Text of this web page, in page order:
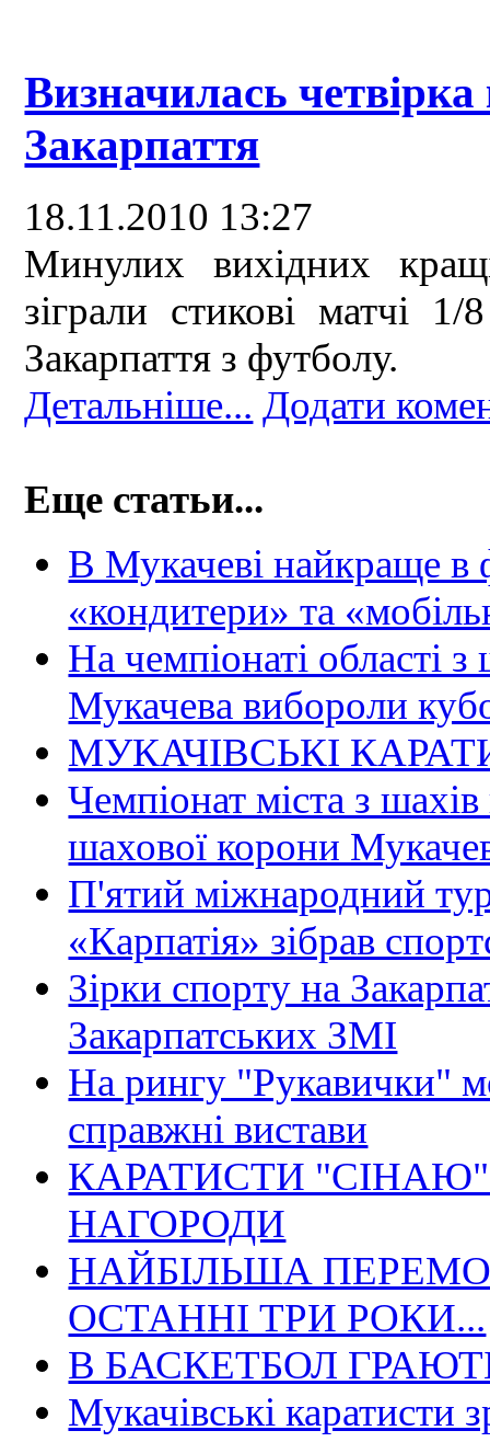
Визначилась
Закарпаття
18.11.2010 13:27
Минулих вихідних
зіграли стикові матчі
Закарпаття з футболу.
Детальніше... Додати
Еще статьи...
В Мукачеві найкраще в
«кондитери» та
На чемпіонаті області
Мукачева вибороли
МУКАЧІВСЬКІ
Чемпіонат міста з
шахової корони
П'ятий міжнародний
«Карпатія» зібрав
Зірки спорту на
Закарпатських ЗМІ
На рингу "Рукавички"
справжні вистави
КАРАТИСТИ
НАГОРОДИ
НАЙБІЛЬША
ОСТАННІ ТРИ РОКИ...
В БАСКЕТБОЛ
Мукачівські каратисти